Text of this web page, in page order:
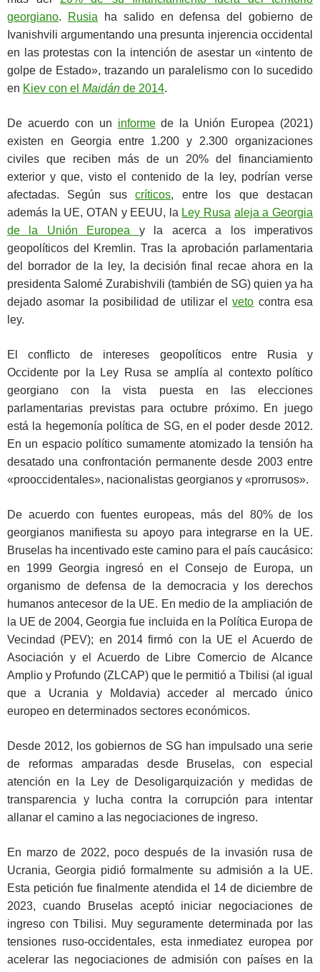
georgiano. Rusia ha salido en defensa del gobierno de
Ivanishvili argumentando una presunta injerencia occidental
en las protestas con la intención de asestar un «intento de
golpe de Estado», trazando un paralelismo con lo sucedido
en Kiev con el Maidán de 2014.
De acuerdo con un informede la Unión Europea (2021)
existen en Georgia entre 1.200 y 2.300 organizaciones
civiles que reciben más de un 20% del financiamiento
exterior y que, visto el contenido de la ley, podrían verse
afectadas. Según suscríticos, entre los que destacan
además la UE, OTAN y EEUU, la Ley Rusa aleja a Georgia
de la Unión Europea y la acerca a los imperativos
geopolíticos del Kremlin. Tras la aprobación parlamentaria
del borrador de la ley, la decisión final recae ahora en la
presidenta Salomé Zurabishvili (también de SG) quien ya ha
dejado asomar la posibilidad de utilizar elveto contra esa
ley.
El conflicto de intereses geopolíticos entre Rusia y
Occidente por la Ley Rusa se amplía al contexto político
georgiano con la vista puesta en las elecciones
parlamentarias previstas para octubre próximo. En juego
está la hegemonía política de SG, en el poder desde 2012.
En un espacio político sumamente atomizado la tensión ha
desatado una confrontación permanente desde 2003 entre
«prooccidentales», nacionalistas georgianos y «prorrusos».
De acuerdo con fuentes europeas, más del 80% de los
georgianos manifiesta su apoyo para integrarse en la UE.
Bruselas ha incentivado este camino para el país caucásico:
en 1999 Georgia ingresó en el Consejo de Europa, un
organismo de defensa de la democracia y los derechos
humanos antecesor de la UE. En medio de la ampliación de
la UE de 2004, Georgia fue incluida en la Política Europa de
Vecindad (PEV); en 2014 firmó con la UE el Acuerdo de
Asociación y el Acuerdo de Libre Comercio de Alcance
Amplio y Profundo (ZLCAP) que le permitió a Tbilisi (al igual
que a Ucrania y Moldavia) acceder al mercado único
europeo en determinados sectores económicos.
Desde 2012, los gobiernos de SG han impulsado una serie
de reformas amparadas desde Bruselas, con especial
atención en la Ley de Desoligarquización y medidas de
transparencia y lucha contra la corrupción para intentar
allanar el camino a las negociaciones de ingreso.
En marzo de 2022, poco después de la invasión rusa de
Ucrania, Georgia pidió formalmente su admisión a la UE.
Esta petición fue finalmente atendida el 14 de diciembre de
2023, cuando Bruselas aceptó iniciar negociaciones de
ingreso con Tbilisi. Muy seguramente determinada por las
tensiones ruso-occidentales, esta inmediatez europea por
acelerar las negociaciones de admisión con países en la